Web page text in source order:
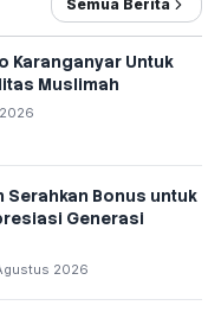
Semua Berita
Karanganyar Untuk
Muslimah
Serahkan Bonus untuk
Generasi
2026